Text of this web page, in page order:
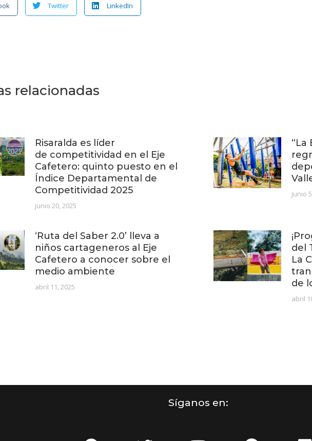
Twitter LinkedIn
relacionadas
Risaralda es líder
de competitividad en el Eje
Cafetero: quinto puesto en el
Índice Departamental de
Competitividad 2025
junio 20, 2025
“La
junio
‘Ruta del Saber 2.0’ lleva a
niños cartageneros al Eje
Cafetero a conocer sobre el
medio ambiente
abril 11, 2025
del
La
de
abril
Síganos en: